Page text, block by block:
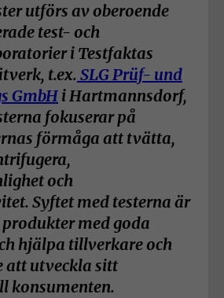
utförs av oberoende
test- och
i Testfaktas
t.ex. SLG Prüf- und
GmbH i Hartmannsdorf,
fokuserar på
förmåga att tvätta,
och
Syftet med testerna är
med goda
hjälpa tillverkare och
att utveckla sitt
konsumenten.